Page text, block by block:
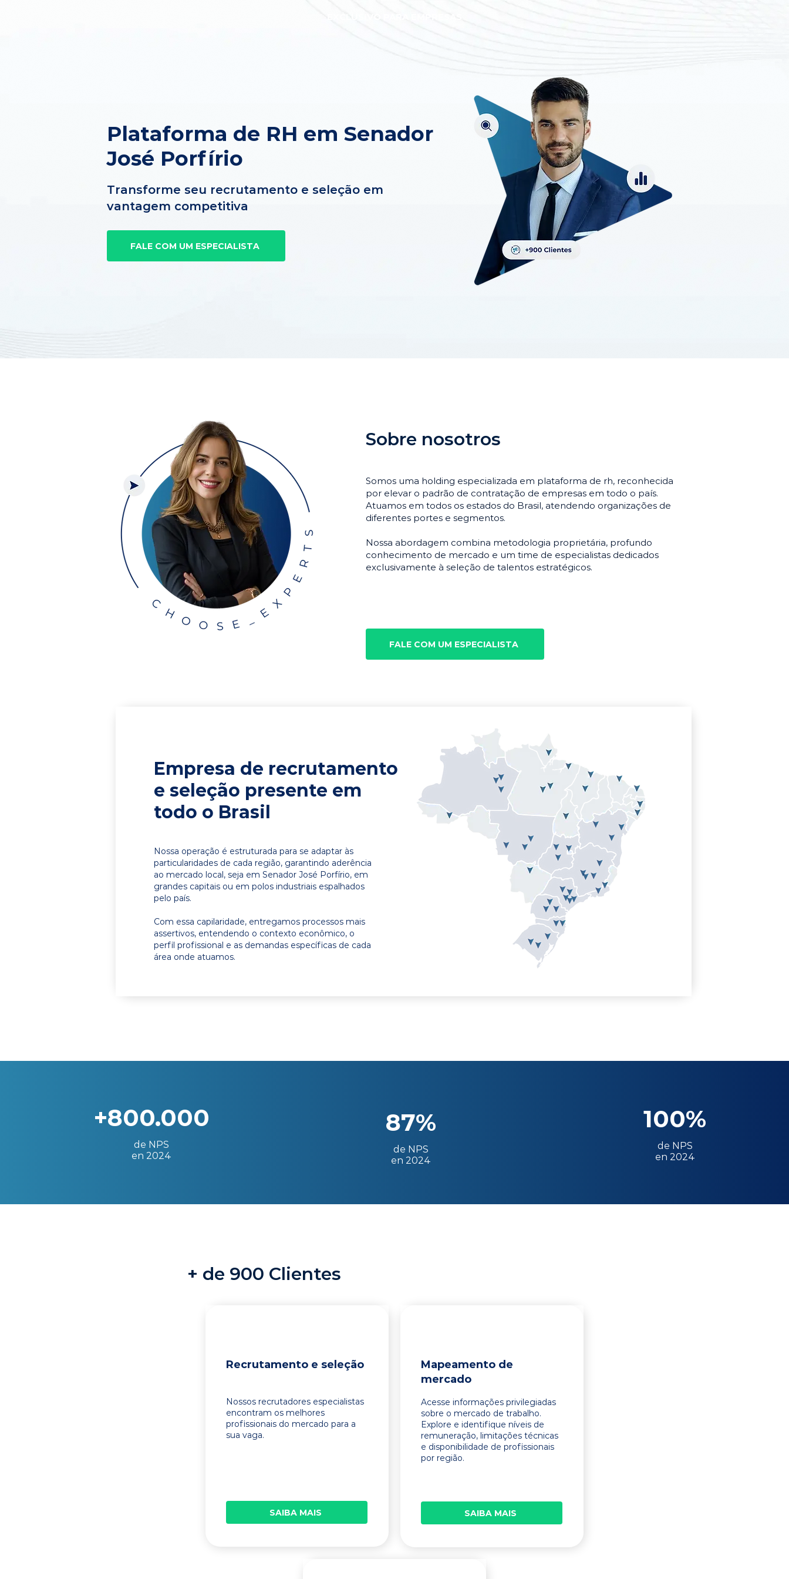
Plataforma de RH em Senador
José Porfírio
Transforme seu recrutamento e seleção em
vantagem competitiva
FALE COM UM ESPECIALISTA
Sobre nosotros
Somos uma holding especializada em plataforma de rh, reconhecida
por elevar o padrão de contratação de empresas em todo o país.
Atuamos em todos os estados do Brasil, atendendo organizações de
diferentes portes e segmentos.
Nossa abordagem combina metodologia proprietária, profundo
conhecimento de mercado e um time de especialistas dedicados
exclusivamente à seleção de talentos estratégicos.
FALE COM UM ESPECIALISTA
Empresa de recrutamento
e seleção presente em
todo o Brasil
Nossa operação é estruturada para se adaptar às
particularidades de cada região, garantindo aderência
ao mercado local, seja em Senador José Porfírio, em
grandes capitais ou em polos industriais espalhados
pelo país.
Com essa capilaridade, entregamos processos mais
assertivos, entendendo o contexto econômico, o
perfil profissional e as demandas específicas de cada
área onde atuamos.
+800.000
de NPS
en 2024
87%
de NPS
en 2024
100%
de NPS
en 2024
+ de 900 Clientes
Recrutamento e seleção
Nossos recrutadores especialistas
encontram os melhores
profissionais do mercado para a
sua vaga.
SAIBA MAIS
Mapeamento de
mercado
Acesse informações privilegiadas
sobre o mercado de trabalho.
Explore e identifique níveis de
remuneração, limitações técnicas
e disponibilidade de profissionais
por região.
SAIBA MAIS